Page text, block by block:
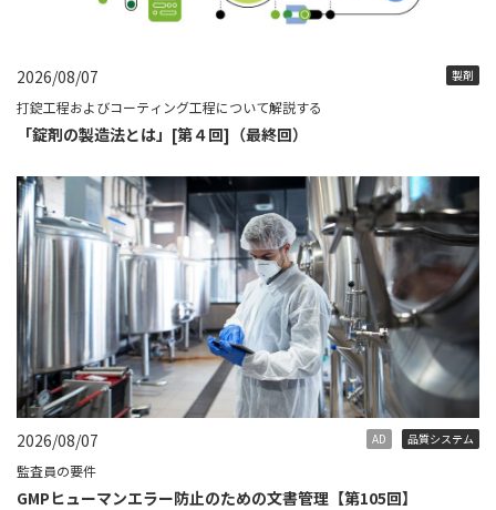
2026/08/07 製剤
打錠工程およびコーティング工程について解説する
「錠剤の製造法とは」[第４回]（最終回）
2026/08/07 AD 品質システム
監査員の要件
GMPヒューマンエラー防止のための文書管理【第105回】